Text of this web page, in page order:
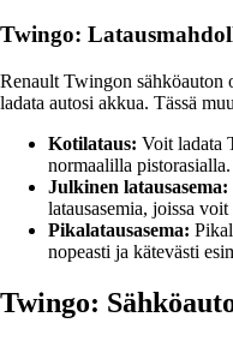
Twingo:
Renault Twingon sähköauton
ladata autosi akkua. Tässä
Kotilataus: Voit ladata
normaalilla pistorasialla.
Julkinen latausasema:
latausasemia, joissa
Pikalatausasema:
nopeasti ja kätevästi
Twingo: